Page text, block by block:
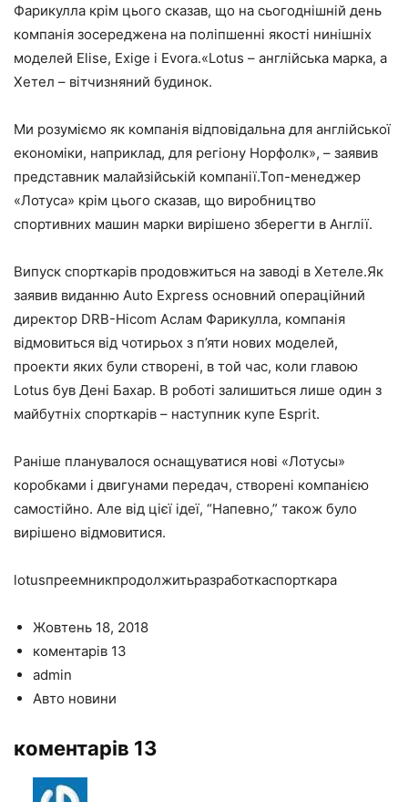
Фарикулла крім цього сказав, що на сьогоднішній день
компанія зосереджена на поліпшенні якості нинішніх
моделей Elise, Exige і Evora.«Lotus – англійська марка, а
Хетел – вітчизняний будинок.
Ми розуміємо як компанія відповідальна для англійської
економіки, наприклад, для регіону Норфолк», – заявив
представник малайзійській компанії.Топ-менеджер
«Лотуса» крім цього сказав, що виробництво
спортивних машин марки вирішено зберегти в Англії.
Випуск спорткарів продовжиться на заводі в Хетеле.Як
заявив виданню Auto Express основний операційний
директор DRB-Hicom Аслам Фарикулла, компанія
відмовиться від чотирьох з п’яти нових моделей,
проекти яких були створені, в той час, коли главою
Lotus був Дені Бахар. В роботі залишиться лише один з
майбутніх спорткарів – наступник купе Esprit.
Раніше планувалося оснащуватися нові «Лотусы»
коробками і двигунами передач, створені компанією
самостійно. Але від цієї ідеї, “Напевно,” також було
вирішено відмовитися.
lotusпреемникпродолжитьразработкаспорткара
Жовтень 18, 2018
коментарів 13
admin
Авто новини
коментарів 13